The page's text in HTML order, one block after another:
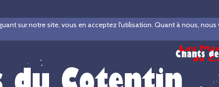
sur notre site, vous en acceptez l'utilisation. Quant à nous,